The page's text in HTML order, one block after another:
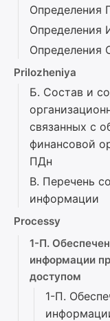
Определения
Определения
Определения
Prilozheniya
Б. Состав и
связанных с
финансовой
ПДн
В. Перечень
информации
Processy
1-П.
информации
доступом
1-П.